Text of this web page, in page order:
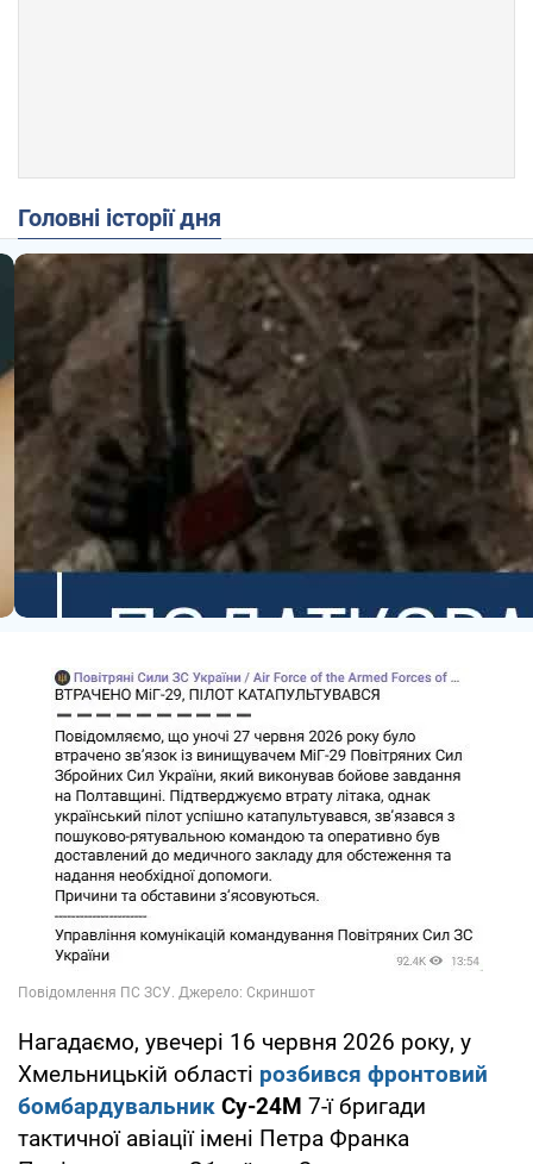
Головні історії дня
Нагадаємо, увечері 16 червня 2026 року, у
Хмельницькій області розбився фронтовий
бомбардувальник Су-24М 7-ї бригади
тактичної авіації імені Петра Франка